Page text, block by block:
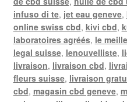
infuso di te, jet eau geneve,
online swiss cbd, kivi cbd,
laboratoires agréés, le
legal suisse, lenouvelliste,
livraison, livraison cbd,
fleurs suisse, livraison
cbd, magasin cbd geneve,